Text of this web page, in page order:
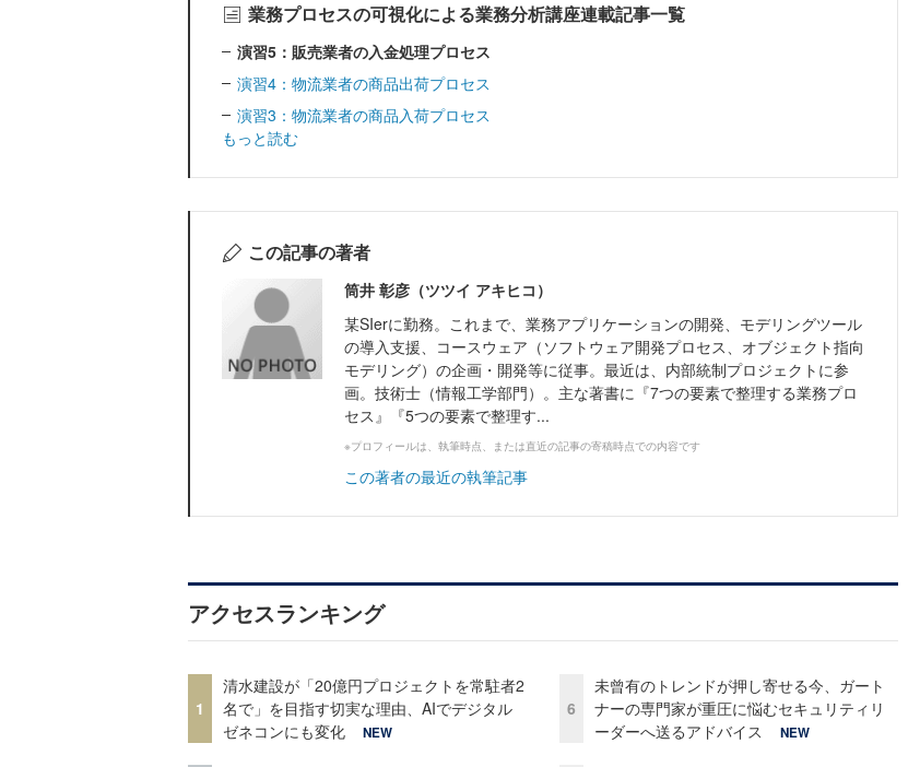
業務プロセスの可視化による業務分析講座連載記事一覧
演習5：販売業者の入金処理プロセス
演習4：物流業者の商品出荷プロセス
演習3：物流業者の商品入荷プロセス
もっと読む
この記事の著者
筒井 彰彦（ツツイ アキヒコ）
某SIerに勤務。これまで、業務アプリケーションの開発、モデリングツール
の導入支援、コースウェア（ソフトウェア開発プロセス、オブジェクト指向
モデリング）の企画・開発等に従事。最近は、内部統制プロジェクトに参
画。技術士（情報工学部門）。主な著書に『7つの要素で整理する業務プロ
セス』『5つの要素で整理す...
※プロフィールは、執筆時点、または直近の記事の寄稿時点での内容です
この著者の最近の執筆記事
アクセスランキング
1
清水建設が「20億円プロジェクトを常駐者2
名で」を目指す切実な理由、AIでデジタル
ゼネコンにも変化
NEW
6
未曾有のトレンドが押し寄せる今、ガート
ナーの専門家が重圧に悩むセキュリティリ
ーダーへ送るアドバイス
NEW